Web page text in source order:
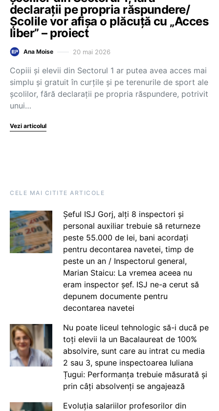
declarații pe propria răspundere/
Școlile vor afișa o plăcuță cu „Acces
liber” – proiect
Ana Moise 20 mai 2026
Copiii și elevii din Sectorul 1 ar putea avea acces mai
simplu și gratuit în curțile și pe terenurile de sport ale
școlilor, fără declarații pe propria răspundere, potrivit
unui…
Vezi articolul
CELE MAI CITITE ARTICOLE
Șeful ISJ Gorj, alți 8 inspectori și
personal auxiliar trebuie să returneze
peste 55.000 de lei, bani acordați
pentru decontarea navetei, timp de
peste un an / Inspectorul general,
Marian Staicu: La vremea aceea nu
eram inspector șef. ISJ ne-a cerut să
depunem documente pentru
decontarea navetei
Nu poate liceul tehnologic să-i ducă pe
toți elevii la un Bacalaureat de 100%
absolvire, sunt care au intrat cu media
2 sau 3, spune inspectoarea Iuliana
Țugui: Performanța trebuie măsurată și
prin câți absolvenți se angajează
Evoluția salariilor profesorilor din